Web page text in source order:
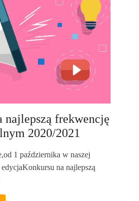
najlepszą frekwencję
2020/2021
1 października w naszej
na najlepszą